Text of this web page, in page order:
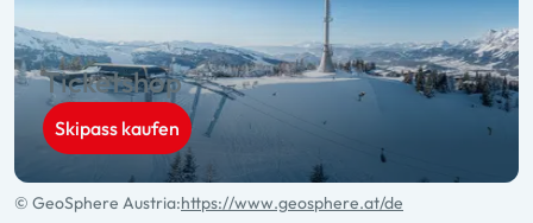
Ticketshop
Skipass kaufen
© GeoSphere Austria:https://www.geosphere.at/de